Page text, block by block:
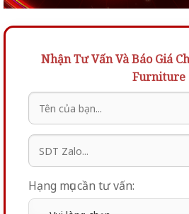
Nhận Tư Vấn Và Báo Giá
Furniture
Hạng mục cần tư vấn: